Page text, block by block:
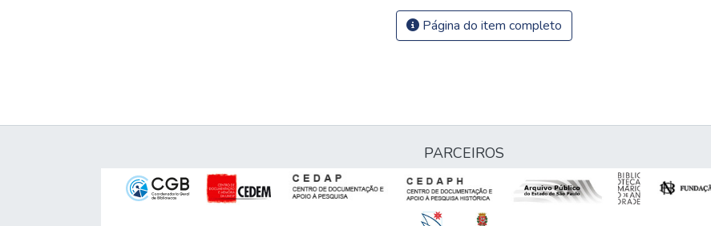
Página do item completo
PARCEIROS